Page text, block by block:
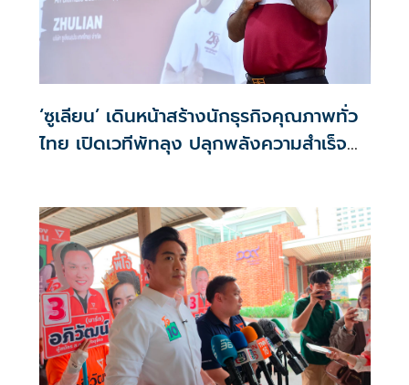
‘ซูเลียน’ เดินหน้าสร้างนักธุรกิจคุณภาพทั่ว
ไทย เปิดเวทีพัทลุง ปลุกพลังความสำเร็จ